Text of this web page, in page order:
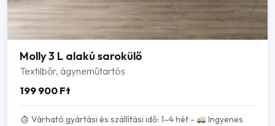
Molly 3 L alakú sarokülő
Textilbőr, ágyneműtartós
199 900 Ft
Várható gyártási és szállítási idő: 1–4 hét -
Ingyenes